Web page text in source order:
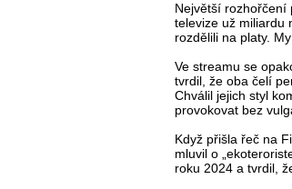
Největší rozhořčení
televize už miliardu
rozdělili na platy.
Ve streamu se
tvrdil, že oba čelí
Chválil jejich styl
provokovat bez
Když přišla řeč na
mluvil o
roku 2024 a tvrdil,